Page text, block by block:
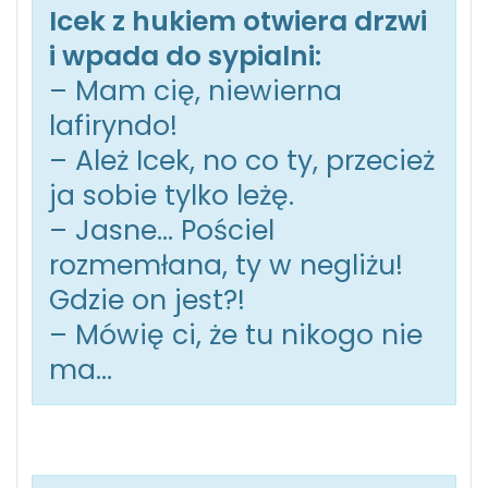
Icek z hukiem otwiera drzwi
i wpada do sypialni:
– Mam cię, niewierna
lafiryndo!
– Ależ Icek, no co ty, przecież
ja sobie tylko leżę.
– Jasne… Pościel
rozmemłana, ty w negliżu!
Gdzie on jest?!
– Mówię ci, że tu nikogo nie
ma…